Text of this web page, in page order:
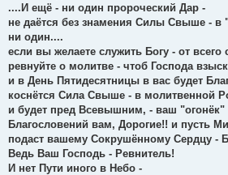
....И ещё - ни один пророческий Дар -
не даётся без знамения Силы Свыше -
ни один....
если вы желаете служить Богу - от всего
ревнуйте о молитве - чтоб Господа
и в День Пятидесятницы в вас будет
коснётся Сила Свыше - в молитвенной
и будет пред Всевышним, - ваш
Благословений вам, Дорогие!! и пусть
подаст вашему Сокрушённому Сердцу -
Ведь Ваш Господь - Ревнитель!
И нет Пути иного в Небо -